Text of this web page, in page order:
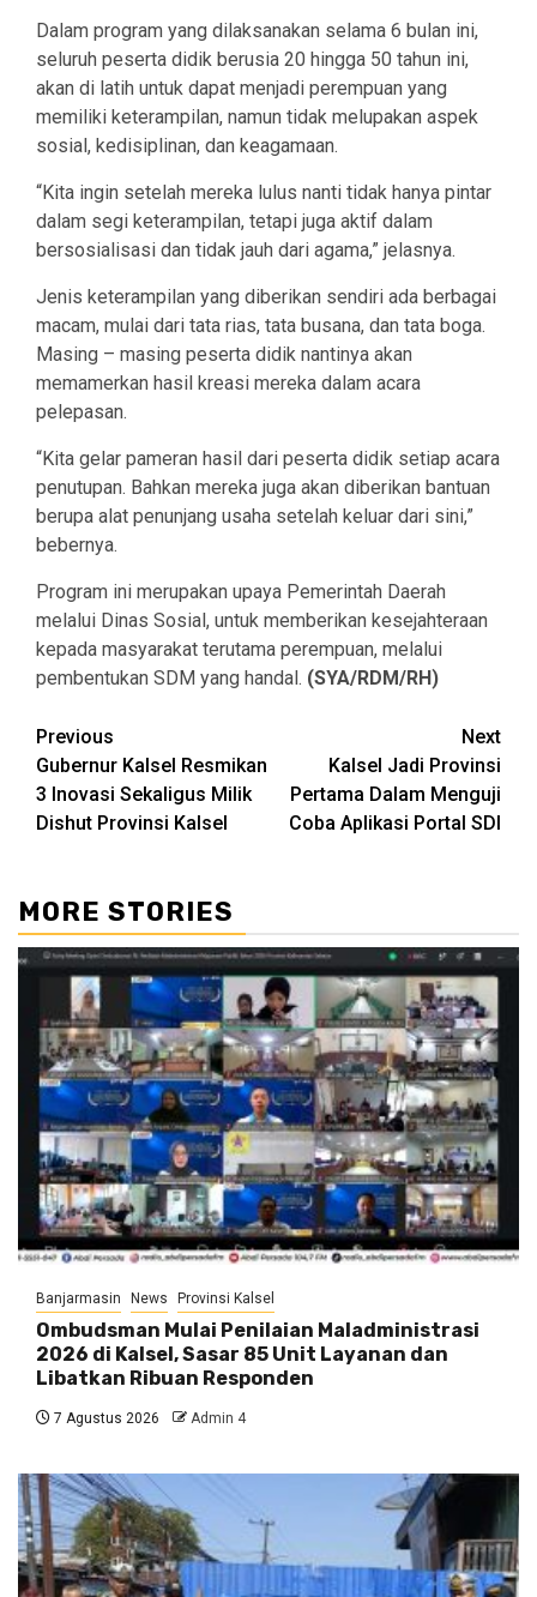
Dalam program yang dilaksanakan selama 6 bulan ini,
seluruh peserta didik berusia 20 hingga 50 tahun ini,
akan di latih untuk dapat menjadi perempuan yang
memiliki keterampilan, namun tidak melupakan aspek
sosial, kedisiplinan, dan keagamaan.
“Kita ingin setelah mereka lulus nanti tidak hanya pintar
dalam segi keterampilan, tetapi juga aktif dalam
bersosialisasi dan tidak jauh dari agama,” jelasnya.
Jenis keterampilan yang diberikan sendiri ada berbagai
macam, mulai dari tata rias, tata busana, dan tata boga.
Masing – masing peserta didik nantinya akan
memamerkan hasil kreasi mereka dalam acara
pelepasan.
“Kita gelar pameran hasil dari peserta didik setiap acara
penutupan. Bahkan mereka juga akan diberikan bantuan
berupa alat penunjang usaha setelah keluar dari sini,”
bebernya.
Program ini merupakan upaya Pemerintah Daerah
melalui Dinas Sosial, untuk memberikan kesejahteraan
kepada masyarakat terutama perempuan, melalui
pembentukan SDM yang handal. (SYA/RDM/RH)
Continue
Reading
Previous
Gubernur Kalsel Resmikan
3 Inovasi Sekaligus Milik
Dishut Provinsi Kalsel
Next
Kalsel Jadi Provinsi
Pertama Dalam Menguji
Coba Aplikasi Portal SDI
MORE STORIES
Banjarmasin News Provinsi Kalsel
Ombudsman Mulai Penilaian Maladministrasi
2026 di Kalsel, Sasar 85 Unit Layanan dan
Libatkan Ribuan Responden
7 Agustus 2026 Admin 4